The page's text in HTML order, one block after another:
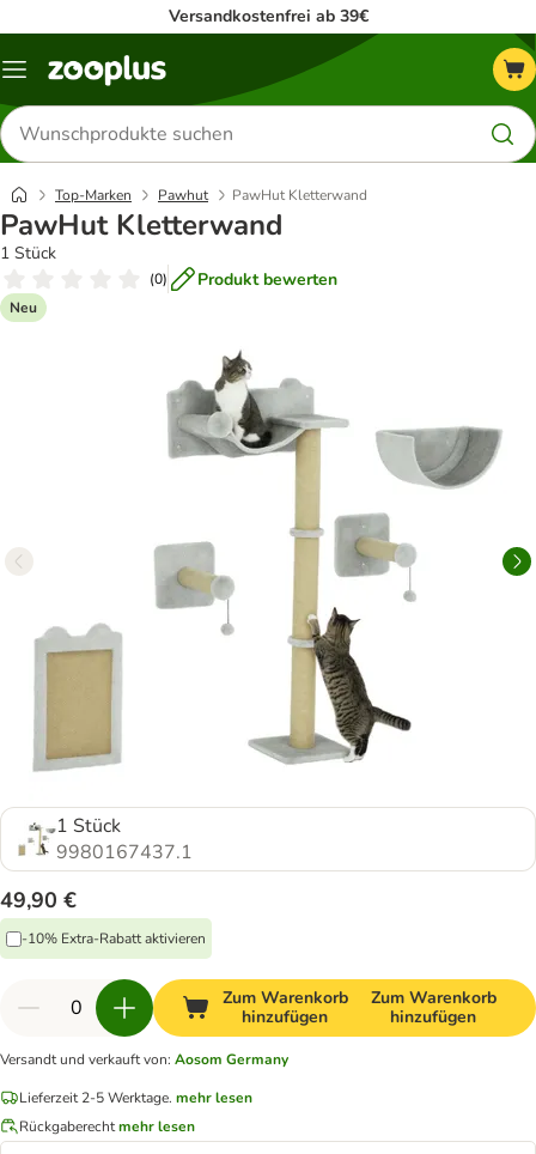
Versandkostenfrei ab 39€
Menü
Produkte
suchen
Top-Marken Pawhut PawHut Kletterwand
PawHut Kletterwand
1 Stück
(0) Produkt bewerten
Neu
1 Stück
9980167437.1
49,90 €
-10% Extra-Rabatt aktivieren
Zum Warenkorb
hinzufügen
Zum Warenkorb
hinzufügen
Versandt und verkauft von: Aosom Germany
Lieferzeit 2-5 Werktage. mehr lesen
Rückgaberechtmehr lesen